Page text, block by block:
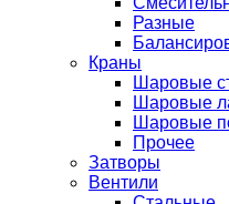
Разные
Краны
Шаровые
Шаровые
Шаровые
Прочее
Затворы
Вентили